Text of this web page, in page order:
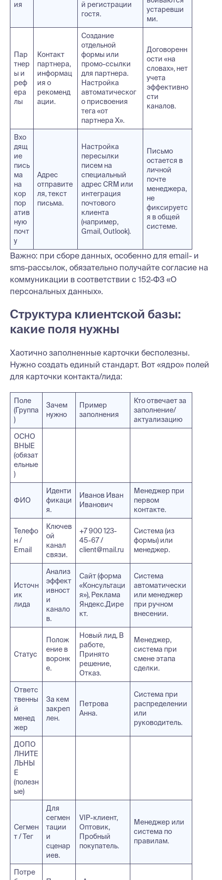
ия
й регистрации
гостя.
устаревши
ми.
Пар
тнер
ы и
реф
ера
лы
Контакт
партнера,
информац
ия о
рекоменд
ации.
Создание
отдельной
формы или
промо-ссылки
для партнера.
Настройка
автоматическог
о присвоения
тега «от
партнера X».
Договоренн
ости «на
словах», нет
учета
эффективно
сти
каналов.
Вхо
дящ
ие
пись
ма
на
кор
пор
атив
ную
почт
у
Адрес
отправите
ля, текст
письма.
Настройка
пересылки
писем на
специальный
адрес CRM или
интеграция
почтового
клиента
(например,
Gmail, Outlook).
Письмо
остается в
личной
почте
менеджера,
не
фиксируетс
я в общей
системе.
Важно: при сборе данных, особенно для email- и
sms-рассылок, обязательно получайте согласие на
коммуникации в соответствии с 152-ФЗ «О
персональных данных».
Структура клиентской базы:
какие поля нужны
Хаотично заполненные карточки бесполезны.
Нужно создать единый стандарт. Вот «ядро» полей
для карточки контакта/лида:
Поле
(Группа
)
Зачем
нужно
Пример
заполнения
Кто отвечает за
заполнение/
актуализацию
ОСНО
ВНЫЕ
(обязат
ельные
)
ФИО
Иденти
фикаци
я.
Иванов Иван
Иванович
Менеджер при
первом
контакте.
Телефо
н /
Email
Ключев
ой
канал
связи.
+7 900 123-
45-67 /
client@mail.ru
Система (из
формы) или
менеджер.
Источн
ик
лида
Анализ
эффект
ивност
и
канало
в.
Сайт (форма
«Консультаци
я»), Реклама
Яндекс.Дире
кт.
Система
автоматически
или менеджер
при ручном
внесении.
Статус
Полож
ение в
воронк
е.
Новый лид, В
работе,
Принято
решение,
Отказ.
Менеджер,
система при
смене этапа
сделки.
Ответс
твенны
й
менед
жер
За кем
закреп
лен.
Петрова
Анна.
Система при
распределении
или
руководитель.
ДОПО
ЛНИТЕ
ЛЬНЫ
Е
(полезн
ые)
Сегмен
т / Тег
Для
сегмен
тации
и
сценар
иев.
VIP-клиент,
Оптовик,
Пробный
покупатель.
Менеджер или
система по
правилам.
Потре